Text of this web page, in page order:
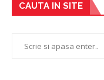
CAUTA IN SITE